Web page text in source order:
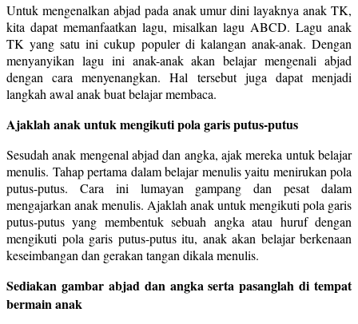
Untuk mengenalkan abjad pada anak umur dini layaknya anak TK,
kita dapat memanfaatkan lagu, misalkan lagu ABCD. Lagu anak
TK yang satu ini cukup populer di kalangan anak-anak. Dengan
menyanyikan lagu ini anak-anak akan belajar mengenali abjad
dengan cara menyenangkan. Hal tersebut juga dapat menjadi
langkah awal anak buat belajar membaca.
Ajaklah anak untuk mengikuti pola garis putus-putus
Sesudah anak mengenal abjad dan angka, ajak mereka untuk belajar
menulis. Tahap pertama dalam belajar menulis yaitu menirukan pola
putus-putus. Cara ini lumayan gampang dan pesat dalam
mengajarkan anak menulis. Ajaklah anak untuk mengikuti pola garis
putus-putus yang membentuk sebuah angka atau huruf dengan
mengikuti pola garis putus-putus itu, anak akan belajar berkenaan
keseimbangan dan gerakan tangan dikala menulis.
Sediakan gambar abjad dan angka serta pasanglah di tempat
bermain anak